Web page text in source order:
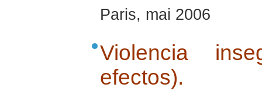
Paris, mai 2006
Violencia
efectos).